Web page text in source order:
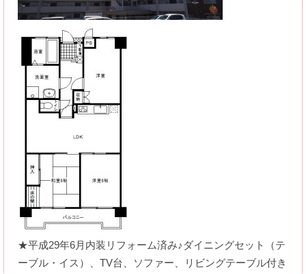
★平成29年6月内装リフォーム済み♪ダイニングセット（テ
ーブル・イス）、TV台、ソファー、リビングテーブル付き